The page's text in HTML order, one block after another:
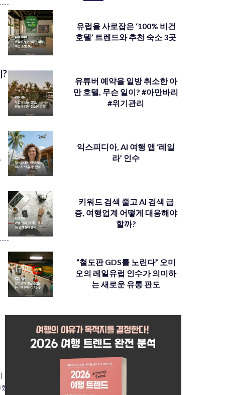
?
유럽을 사로잡은 ‘100% 비건
호텔’ 트렌드와 추천 숙소 3곳
유튜버 예약을 일방 취소한 아
만 호텔, 무슨 일이? #아만바리
#위기관리
익스피디아, AI 여행 앱 ‘레일
라’ 인수
키워드 검색 줄고 AI 검색 급
증, 여행업계 어떻게 대응해야
할까?
“철도판 GDS를 노린다” 오미
오의 레일유럽 인수가 의미하
는 새로운 유통 판도